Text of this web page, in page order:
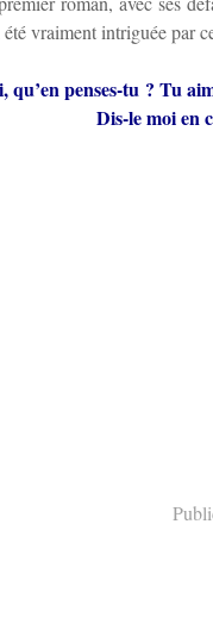
vraiment intriguée par
qu’en penses-tu ? Tu
Dis-le moi en